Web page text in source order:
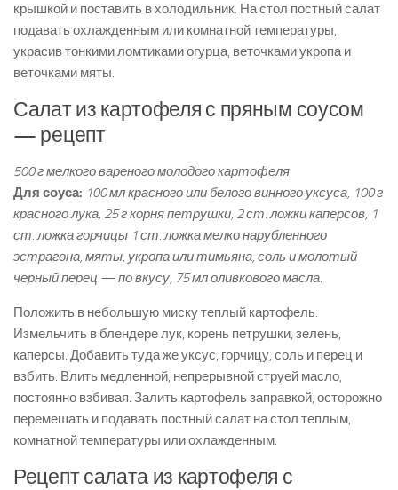
крышкой и поставить в холодильник. На стол постный салат
подавать охлажденным или комнатной температуры,
украсив тонкими ломтиками огурца, веточками укропа и
веточками мяты.
Салат из картофеля с пряным соусом
— рецепт
500 г мелкого вареного молодого картофеля.
Для соуса: 100 мл красного или белого винного уксуса, 100 г
красного лука, 25 г корня петрушки, 2 ст. ложки каперсов, 1
ст. ложка горчицы 1 ст. ложка мелко нарубленного
эстрагона, мяты, укропа или тимьяна, соль и молотый
черный перец — по вкусу, 75 мл оливкового масла.
Положить в небольшую миску теплый картофель.
Измельчить в блендере лук, корень петрушки, зелень,
каперсы. Добавить туда же уксус, горчицу, соль и перец и
взбить. Влить медленной, непрерывной струей масло,
постоянно взбивая. Залить картофель заправкой, осторожно
перемешать и подавать постный салат на стол теплым,
комнатной температуры или охлажденным.
Рецепт салата из картофеля с